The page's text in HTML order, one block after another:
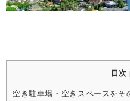
目次
空き駐車場・空きスペースを